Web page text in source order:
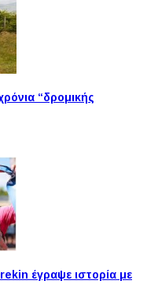
“δρομικής
έγραψε ιστορία με